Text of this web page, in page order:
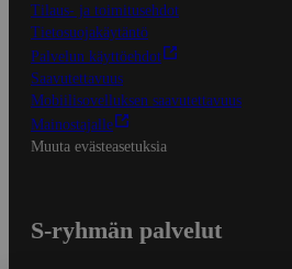
Tilaus- ja toimitusehdot
Tietosuojakäytäntö
Palvelun käyttöehdot
Saavutettavuus
Mobiilisovelluksen saavutettavuus
Mainostajalle
Muuta evästeasetuksia
S-ryhmän palvelut